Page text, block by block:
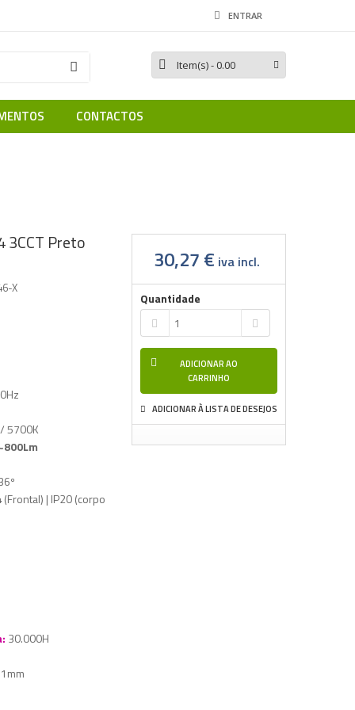
ENTRAR
Item(s)- 0.00
CONTACTOS
3CCT Preto
X
5700K
(Frontal) | IP20 (corpo
30.000H
30,27 € iva incl.
Quantidade
ADICIONAR AO
CARRINHO
ADICIONAR À LISTA DE DESEJOS